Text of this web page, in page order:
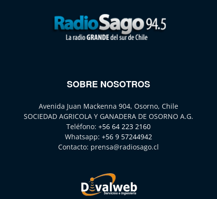
SOBRE NOSOTROS
Avenida Juan Mackenna 904, Osorno, Chile
SOCIEDAD AGRICOLA Y GANADERA DE OSORNO A.G.
Teléfono: +56 64 223 2160
Whatsapp: +56 9 57244942
Contacto: prensa@radiosago.cl